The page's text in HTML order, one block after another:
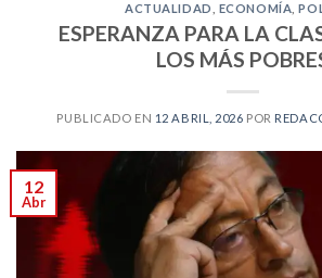
ACTUALIDAD ECONOMÍA ,
ESPERANZA PARA LA
LOS MÁS
PUBLICADO EN 12 ABRIL, 2026 POR
12
Abr